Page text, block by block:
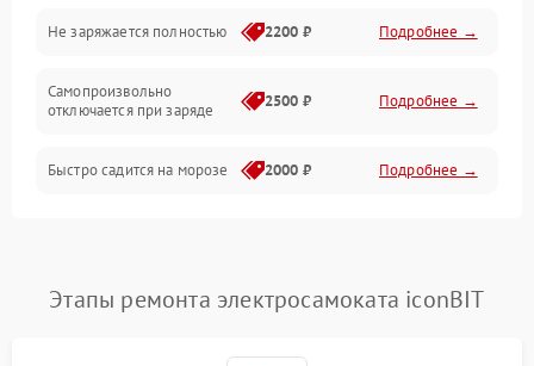
Не заряжается полностью 2200 ₽ Подробнее →
Самопроизвольно
отключается при заряде
2500 ₽ Подробнее →
Быстро садится на морозе 2000 ₽ Подробнее →
Этапы ремонта электросамоката iconBIT